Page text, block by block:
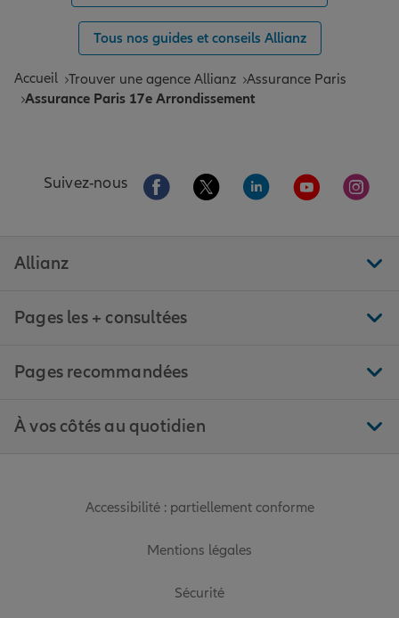
Tous nos guides et conseils Allianz
Accueil Trouver une agence Allianz Assurance Paris
Assurance Paris 17e Arrondissement
Suivez-nous Aller sur la page Facebook de Allianz
Aller sur la page Twitter de
Aller sur la page
Aller sur la
Aller
Allianz
Pages les + consultées
Pages recommandées
À vos côtés au quotidien
Accessibilité : partiellement conforme
Mentions légales
Sécurité